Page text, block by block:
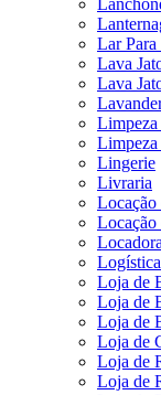
Lar Para
Lava
Lava
Limpeza
Limpeza
Lingerie
Livraria
Locação
Locação
Locadora
Logística
Loja de
Loja de
Loja de
Loja de
Loja de
Loja de